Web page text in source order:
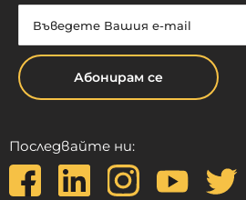
Абонирам се
Последвайте ни: